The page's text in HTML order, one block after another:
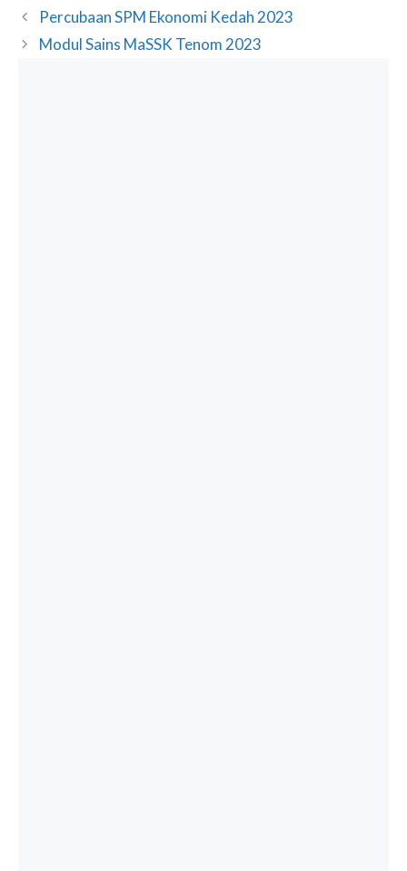
Percubaan SPM Ekonomi Kedah 2023
Modul Sains MaSSK Tenom 2023